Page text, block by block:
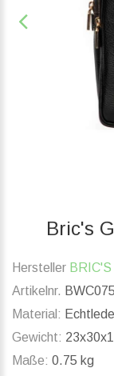
Bric's
Hersteller BRIC'S
Artikelnr.
Material:
Gewicht:
Maße: 0.75 kg